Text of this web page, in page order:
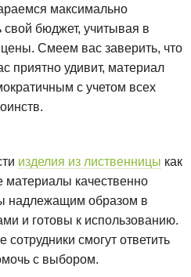
максимально
бюджет, учитывая в
Смеем вас заверить, что
приятно удивит, материал
с учетом всех
изделия из лиственницы как
материалы качественно
надлежащим образом в
и готовы к использованию.
смогут ответить
с выбором.